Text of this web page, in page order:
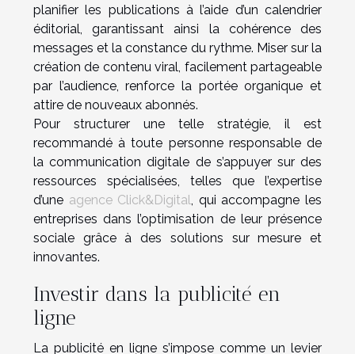
planifier les publications à l’aide d’un calendrier
éditorial, garantissant ainsi la cohérence des
messages et la constance du rythme. Miser sur la
création de contenu viral, facilement partageable
par l’audience, renforce la portée organique et
attire de nouveaux abonnés.
Pour structurer une telle stratégie, il est
recommandé à toute personne responsable de
la communication digitale de s’appuyer sur des
ressources spécialisées, telles que l’expertise
d’une agence Click&Digital, qui accompagne les
entreprises dans l’optimisation de leur présence
sociale grâce à des solutions sur mesure et
innovantes.
Investir dans la publicité en
ligne
La publicité en ligne s’impose comme un levier